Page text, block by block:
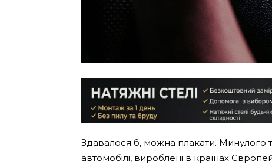
Здавалося б, можна плакати.
автомобілі, вироблені в країнах